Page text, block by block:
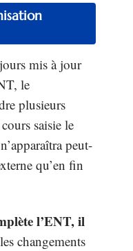
mis à jour
le
plusieurs
saisie le
peut-
qu’en fin
l’ENT, il
changements